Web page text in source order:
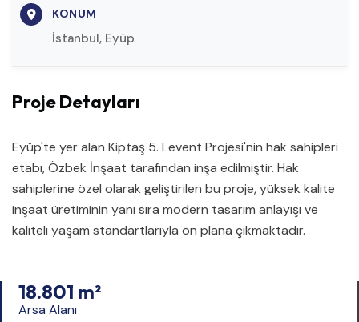
KONUM
İstanbul, Eyüp
Proje Detayları
Eyüp'te yer alan Kiptaş 5. Levent Projesi'nin hak sahipleri
etabı, Özbek İnşaat tarafından inşa edilmiştir. Hak
sahiplerine özel olarak geliştirilen bu proje, yüksek kalite
inşaat üretiminin yanı sıra modern tasarım anlayışı ve
kaliteli yaşam standartlarıyla ön plana çıkmaktadır.
18.801 m²
Arsa Alanı